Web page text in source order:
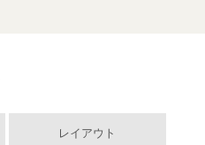
レイアウト